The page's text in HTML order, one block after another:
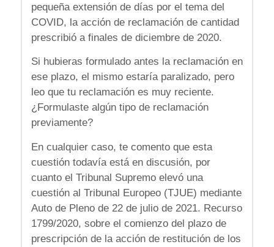
pequeña extensión de días por el tema del
COVID, la acción de reclamación de cantidad
prescribió a finales de diciembre de 2020.
Si hubieras formulado antes la reclamación en
ese plazo, el mismo estaría paralizado, pero
leo que tu reclamación es muy reciente.
¿Formulaste algún tipo de reclamación
previamente?
En cualquier caso, te comento que esta
cuestión todavía está en discusión, por
cuanto el Tribunal Supremo elevó una
cuestión al Tribunal Europeo (TJUE) mediante
Auto de Pleno de 22 de julio de 2021. Recurso
1799/2020, sobre el comienzo del plazo de
prescripción de la acción de restitución de los